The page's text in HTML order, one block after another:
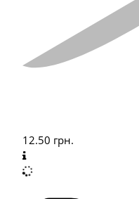
12.50 грн.